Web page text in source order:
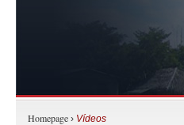
Homepage › Vídeos